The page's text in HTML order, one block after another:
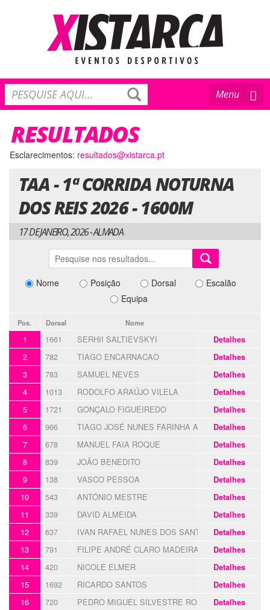
Toggle
navigation
Menu
RESULTADOS
Esclarecimentos: resultados@xistarca.pt
TAA - 1ª CORRIDA NOTURNA
DOS REIS 2026 - 1600M
17 DE JANEIRO, 2026 - ALMADA
Nome Posição Dorsal
Escalão
Equipa
Pos. Dorsal Nome
1 1661 SERHII SALTIEVSKYI Detalhes
2 782 TIAGO ENCARNACAO Detalhes
3 783 SAMUEL NEVES Detalhes
4 1013 RODOLFO ARAÚJO VILELA Detalhes
5 1721 GONÇALO FIGUEIREDO Detalhes
6 966 TIAGO JOSÉ NUNES FARINHA ALVESDetalhes
7 678 MANUEL FAIA ROQUE Detalhes
8 839 JOÃO BENEDITO Detalhes
9 138 VASCO PESSOA Detalhes
10 543 ANTÓNIO MESTRE Detalhes
11 339 DAVID ALMEIDA Detalhes
12 637 IVAN RAFAEL NUNES DOS SANTOS Detalhes
13 791 FILIPE ANDRÉ CLARO MADEIRA Detalhes
14 420 NICOLE ELMER Detalhes
15 1692 RICARDO SANTOS Detalhes
16 720 PEDRO MIGUEL SILVESTRE RODRIGUES
Detalhes